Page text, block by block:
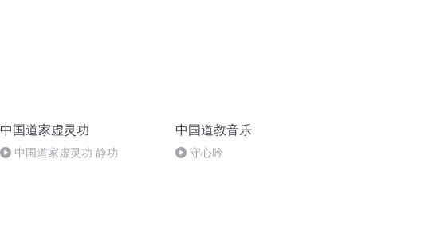
中国道家虚灵功
中国道家虚灵功 静功
中国道教音乐
守心吟